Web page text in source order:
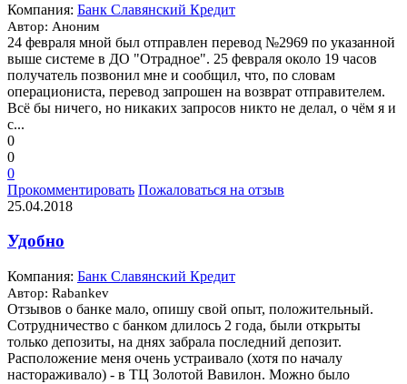
Компания: Банк Славянский Кредит
Автор: Аноним
24 февраля мной был отправлен перевод №2969 по указанной
выше системе в ДО "Отрадное". 25 февраля около 19 часов
получатель позвонил мне и сообщил, что, по словам
операциониста, перевод запрошен на возврат отправителем.
Всё бы ничего, но никаких запросов никто не делал, о чём я и
с...
0
0
0
Прокомментировать Пожаловаться на отзыв
25.04.2018
Удобно
Компания: Банк Славянский Кредит
Автор: Rabankev
Отзывов о банке мало, опишу свой опыт, положительный.
Сотрудничество с банком длилось 2 года, были открыты
только депозиты, на днях забрала последний депозит.
Расположение меня очень устраивало (хотя по началу
настораживало) - в ТЦ Золотой Вавилон. Можно было